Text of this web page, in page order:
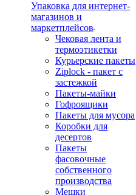
Упаковка для интернет-
магазинов и
маркетплейсов
Чековая лента и
термоэтикетки
Курьерские пакеты
Ziplock - пакет с
застежкой
Пакеты-майки
Гофроящики
Пакеты для мусора
Коробки для
десертов
Пакеты
фасовочные
собственного
производства
Мешки